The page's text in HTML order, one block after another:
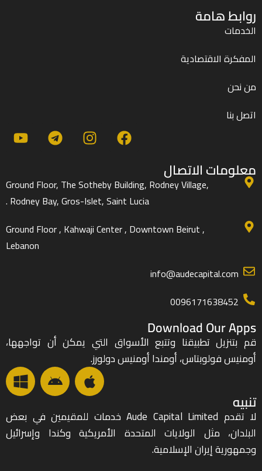
روابط هامة
الخدمات
المفكرة الاقتصادية
من نحن
اتصل بنا
معلومات الاتصال
Ground Floor, The Sotheby Building, Rodney Village,
Rodney Bay, Gros-Islet, Saint Lucia .
Ground Floor , Kahwaji Center , Downtown Beirut ,
Lebanon
info@audecapital.com
0096171638452
Download Our Apps
قم بتنزيل تطبيقنا وتتبع الأسواق التي يمكن أن تواجهها،
أومنيس فولوبتاس، أومندا أومنيس دولورز.
تنبيه
لا تقدم Aude Capital Limited خدمات للمقيمين في بعض
البلدان، مثل الولايات المتحدة الأمريكية وكندا وإسرائيل
وجمهورية إيران الإسلامية.